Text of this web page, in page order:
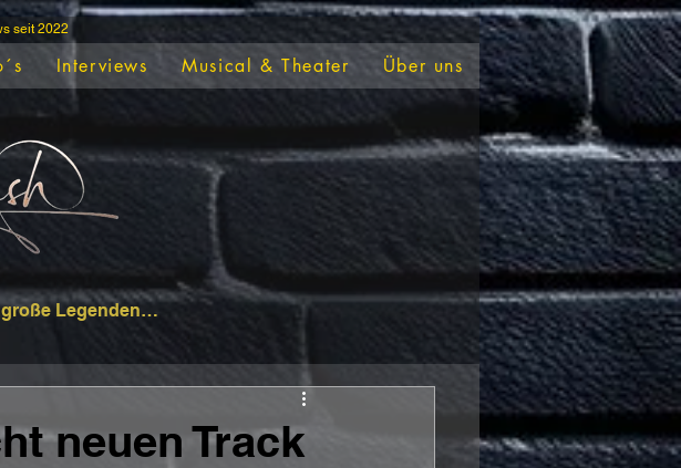
seit 2022
Interviews Musical & Theater Über uns
Legenden…
neuen Track